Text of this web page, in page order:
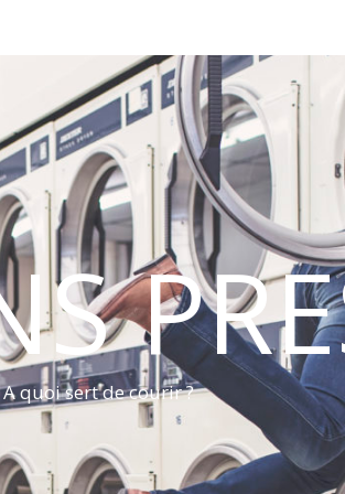
A quoi sert de courir ?